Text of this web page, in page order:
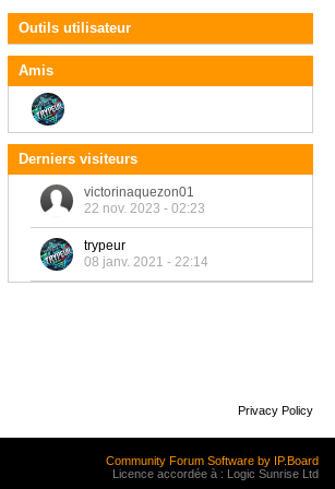
Outils utilisateur
Amis
Derniers visiteurs
victorinaquezon01
22 nov. 2023 - 02:23
trypeur
08 janv. 2021 - 22:14
Privacy Policy
Community Forum Software by IP.Board
Licence accordée à : Logic Sunrise Ltd